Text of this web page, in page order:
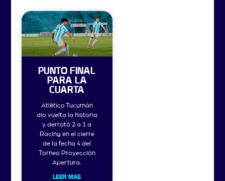
PUNTO FINAL
PARA LA
CUARTA
Atlético Tucumán
dio vuelta la historia
y derrotó 2 a 1 a
Racing en el cierre
de la fecha 4 del
Torneo Proyección
Apertura.
LEER MÁS